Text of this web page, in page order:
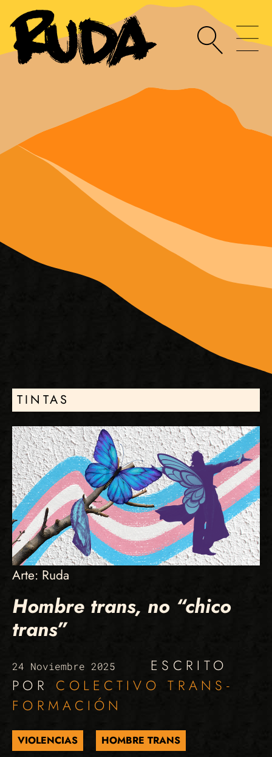
TINTAS
Arte: Ruda
Hombre trans, no “chico
trans”
24 Noviembre 2025
ESCRITO
POR COLECTIVO TRANS-
FORMACIÓN
VIOLENCIAS HOMBRE TRANS